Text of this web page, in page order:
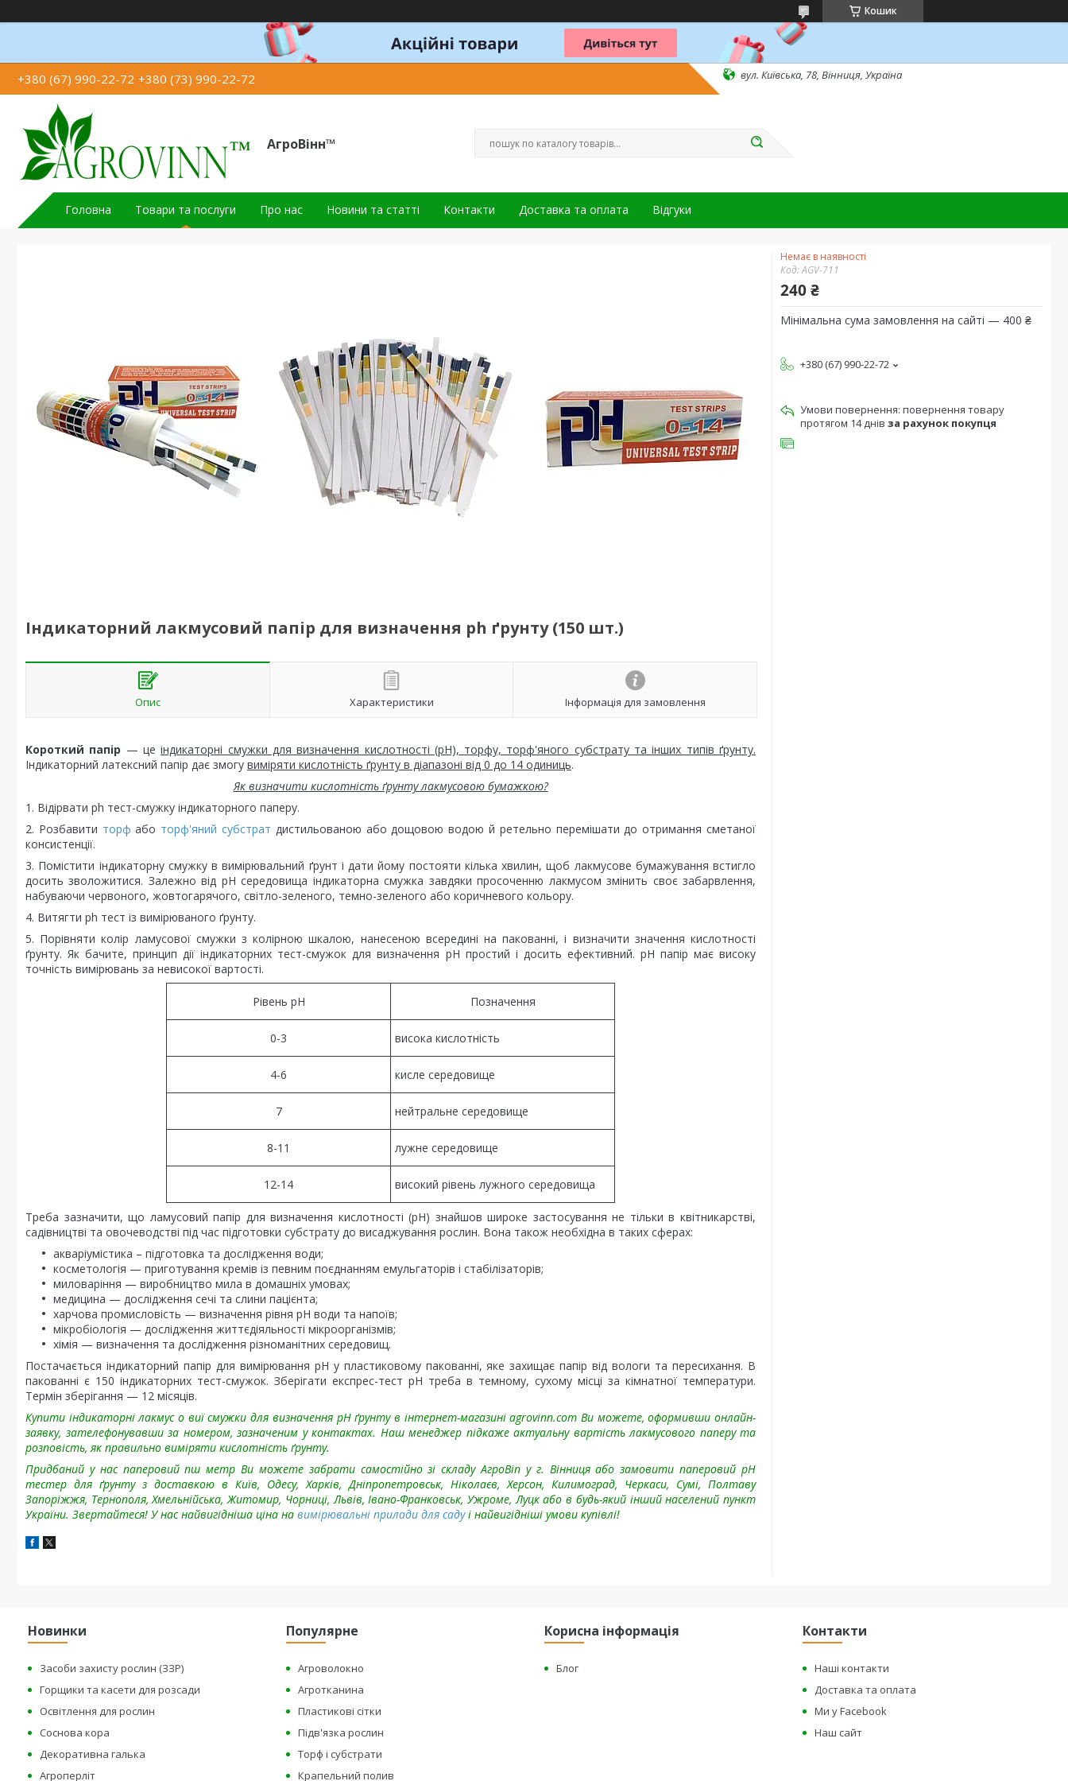
Кошик
+380 (67) 990-22-72 +380 (73) 990-22-72 вул. Київська, 78, Вінниця, Україна
АгроВінн™
Головна Товари та послуги Про нас Новини та статті Контакти Доставка та оплата Відгуки
Індикаторний лакмусовий папір для визначення ph ґрунту (150 шт.)
Опис Характеристики Інформація для замовлення
Короткий папір — цеіндикаторні смужки для визначення кислотності (pH), торфу, торф'яного субстрату та інших типів ґрунту.
Індикаторний латексний папір дає змогу виміряти кислотність ґрунту в діапазоні від 0 до 14 одиниць.
Як визначити кислотність ґрунту лакмусовою бумажкою?
1. Відірвати ph тест-смужку індикаторного паперу.
2. Розбавити торф або торф'яний субстрат дистильованою або дощовою водою й ретельно перемішати до отримання сметаної
консистенції.
3. Помістити індикаторну смужку в вимірювальний ґрунт і дати йому постояти кілька хвилин, щоб лакмусове бумажування встигло
досить зволожитися. Залежно від pH середовища індикаторна смужка завдяки просоченню лакмусом змінить своє забарвлення,
набуваючи червоного, жовтогарячого, світло-зеленого, темно-зеленого або коричневого кольору.
4. Витягти ph тест із вимірюваного ґрунту.
5. Порівняти колір ламусової смужки з колірною шкалою, нанесеною всередині на пакованні, і визначити значення кислотності
ґрунту. Як бачите, принцип дії індикаторних тест-смужок для визначення pH простий і досить ефективний. pH папір має високу
точність вимірювань за невисокої вартості.
Рівень pH Позначення
0-3 висока кислотність
4-6 кисле середовище
7 нейтральне середовище
8-11 лужне середовище
12-14 високий рівень лужного середовища
Треба зазначити, що ламусовий папір для визначення кислотності (pH) знайшов широке застосування не тільки в квітникарстві,
садівництві та овочеводстві під час підготовки субстрату до висаджування рослин. Вона також необхідна в таких сферах:
акваріумістика – підготовка та дослідження води;
косметологія — приготування кремів із певним поєднанням емульгаторів і стабілізаторів;
миловаріння — виробництво мила в домашніх умовах;
медицина — дослідження сечі та слини пацієнта;
харчова промисловість — визначення рівня pH води та напоїв;
мікробіологія — дослідження життєдіяльності мікроорганізмів;
хімія — визначення та дослідження різноманітних середовищ.
Постачається індикаторний папір для вимірювання pH у пластиковому пакованні, яке захищає папір від вологи та пересихання. В
пакованні є 150 індикаторних тест-смужок. Зберігати експрес-тест pH треба в темному, сухому місці за кімнатної температури.
Термін зберігання — 12 місяців.
Купити індикаторні лакмус о виї смужки для визначення рH ґрунту в інтернет-магазині agrovinn.com Ви можете, оформивши онлайн-
заявку, зателефонувавши за номером, зазначеним у контактах. Наш менеджер підкаже актуальну вартість лакмусового паперу та
розповість, як правильно виміряти кислотність ґрунту.
Придбаний у нас паперовий пш метр Ви можете забрати самостійно зі складу АгроВin у г. Вінниця або замовити паперовий pH
тестер для ґрунту з доставкою в Київ, Одесу, Харків, Дніпропетровськ, Ніколаєв, Херсон, Килимоград, Черкаси, Сумі, Полтаву
Запоріжжя, Тернополя, Хмельнійська, Житомир, Чорниці, Львів, Івано-Франковськ, Ужроме, Луцк або в будь-який інший населений пункт
України. Звертайтеся! У нас найвигідніша ціна на вимірювальні прилади для саду і найвигідніші умови купівлі!
Немає в наявності
Код:AGV-711
240 ₴
Мінімальна сума замовлення на сайті — 400 ₴
+380 (67) 990-22-72
повернення товару
протягом 14 днів за рахунок покупця
Новинки
Засоби захисту рослин (ЗЗР)
Горщики та касети для розсади
Освітлення для рослин
Соснова кора
Декоративна галька
Агроперліт
Популярне
Агроволокно
Агротканина
Пластикові сітки
Підв'язка рослин
Торф і субстрати
Крапельний полив
Корисна інформація
Блог
Контакти
Наші контакти
Доставка та оплата
Ми у Facebook
Наш сайт